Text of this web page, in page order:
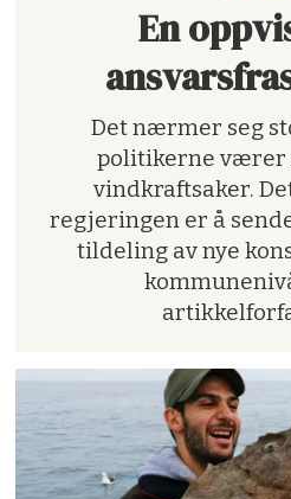
En
Det nærmer seg
politikerne værer
vindkraftsaker.
regjeringen er å
tildeling av nye